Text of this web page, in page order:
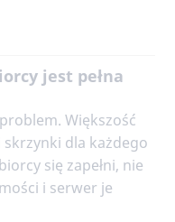
jest pełna
Większość
dla każdego
się zapełni, nie
i serwer je